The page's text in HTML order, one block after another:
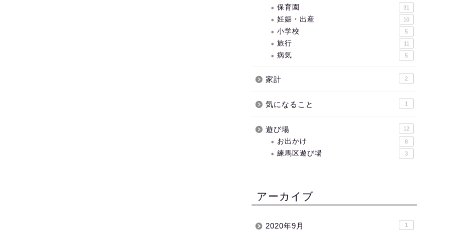
保育園 31
妊娠・出産 10
小学校 5
旅行 11
病気 5
家計 2
気になること 1
遊び場 12
お出かけ 8
練馬区遊び場 3
アーカイブ
2020年9月 1